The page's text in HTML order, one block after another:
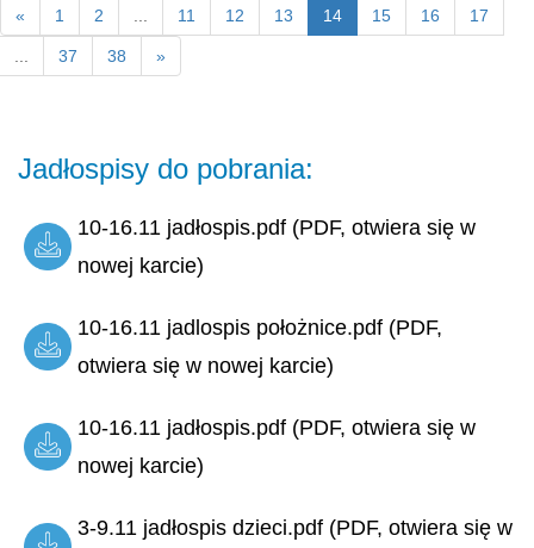
« 1 2 ... 11 12 13 14 15 16 17
... 37 38 »
Jadłospisy do pobrania:
10-16.11 jadłospis.pdf (PDF, otwiera się w
nowej karcie)
10-16.11 jadlospis położnice.pdf (PDF,
otwiera się w nowej karcie)
10-16.11 jadłospis.pdf (PDF, otwiera się w
nowej karcie)
3-9.11 jadłospis dzieci.pdf (PDF, otwiera się w